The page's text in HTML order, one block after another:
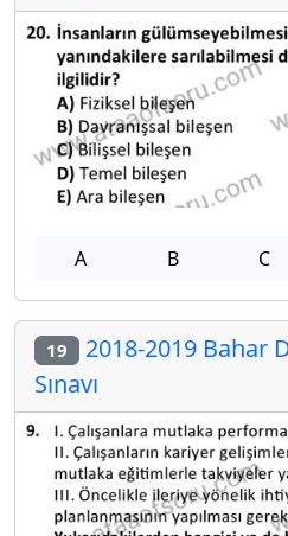
A B C
19 2018-2019 Bahar
Sınavı